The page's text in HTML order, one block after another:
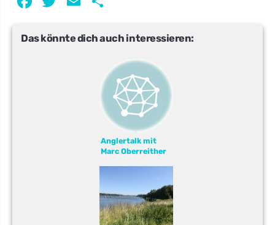
Das könnte dich auch interessieren:
Anglertalk mit
Marc Oberreither